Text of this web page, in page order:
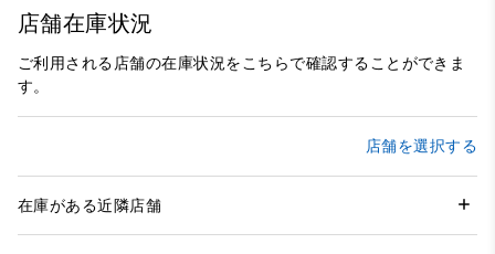
店舗在庫状況
ご利用される店舗の在庫状況をこちらで確認することができま
す。
店舗を選択する
在庫がある近隣店舗